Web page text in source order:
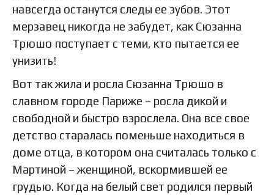
навсегда останутся следы ее зубов. Этот
мерзавец никогда не забудет, как Сюзанна
Трюшо поступает с теми, кто пытается ее
унизить!
Вот так жила и росла Сюзанна Трюшо в
славном городе Париже – росла дикой и
свободной и быстро взрослела. Она все свое
детство старалась поменьше находиться в
доме отца, в котором она считалась только с
Мартиной – женщиной, вскормившей ее
грудью. Когда на белый свет родился первый